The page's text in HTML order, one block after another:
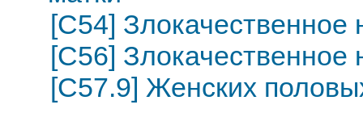
[C54] Злокачественное
[C56] Злокачественное
[C57.9] Женских